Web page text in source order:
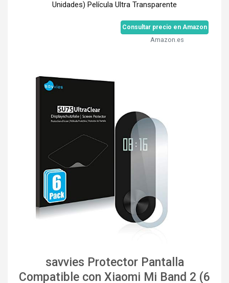
Unidades) Película Ultra Transparente
Consultar precio en Amazon
Amazon.es
savvies Protector Pantalla
Compatible con Xiaomi Mi Band 2 (6